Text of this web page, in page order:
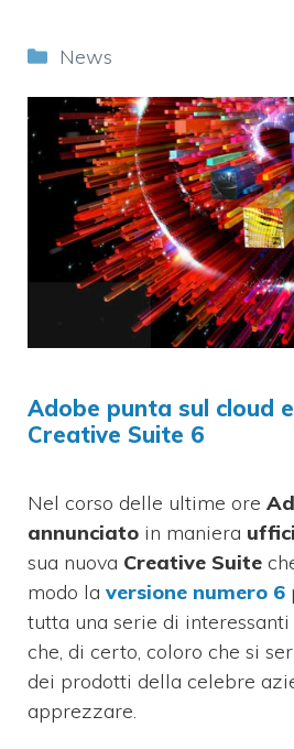
Categorie
News
Adobe punta sul cloud
Creative Suite 6
Nel corso delle ultime ore
annunciato in maniera
sua nuova Creative Suite
modo la versione numero 6
tutta una serie di interessanti
che, di certo, coloro che si
dei prodotti della celebre
apprezzare.